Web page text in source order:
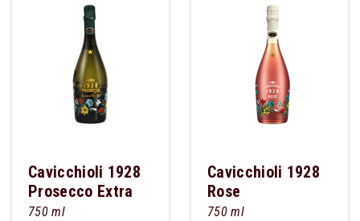
Cavicchioli 1928
Prosecco Extra
Dry
750 ml
Cavicchioli 1928
Rose
750 ml